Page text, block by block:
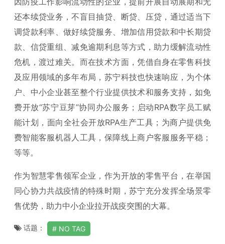
还本续贷业务，不盲目抽贷、断贷、压贷，通过适当下
调贷款利率、做好续贷服务、增加信用贷款和中长期贷
款、信贷重组、减免逾期利息等方式，助力缓解流动性
危机，渡过难关。而在技术方面，凭借自身在零售科技
及应用领域的多年布局，苏宁科技也快速响应，为个体
户、中小企业甚至整个行业提供技术和服务支持，如免
费开放“苏宁豆芽”协同办公服务；启动RPA数字员工赋
能计划，面向全社会开放RPA生产工具；为商户提供免
费智能客服机器人工具，保障线上商户客服服务平稳；
等等。
作为智慧零售领军企业，作为开放的零售平台，在举国
同心协力共战疫情的特殊时期，苏宁充分发挥全场景零
售优势，助力中小企业拉开战疫突围的大幕。
话题： NO TAG